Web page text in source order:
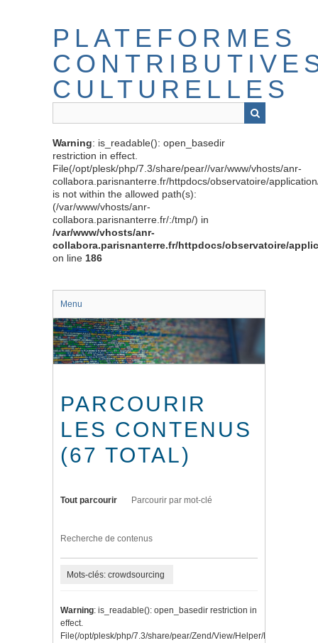
PLATEFORMES
CULTURELLES
Warning: is_readable(): open_basedir
restriction in effect.
File(/opt/plesk/php/7.3/share/pear//var/www/vhosts/anr-
collabora.parisnanterre.fr/httpdocs/observatoire/
is not within the allowed path(s):
(/var/www/vhosts/anr-
collabora.parisnanterre.fr/:/tmp/) in
/var/www/vhosts/anr-
collabora.parisnanterre.fr/httpdocs/observatoire/
on line 186
Menu
PARCOURIR
LES CONTENUS
(67 TOTAL)
Tout parcourir Parcourir par mot-clé
Recherche de contenus
Mots-clés: crowdsourcing
Warning: is_readable(): open_basedir restriction in
effect.
File(/opt/plesk/php/7.3/share/pear/Zend/View/Helper/Navigation/